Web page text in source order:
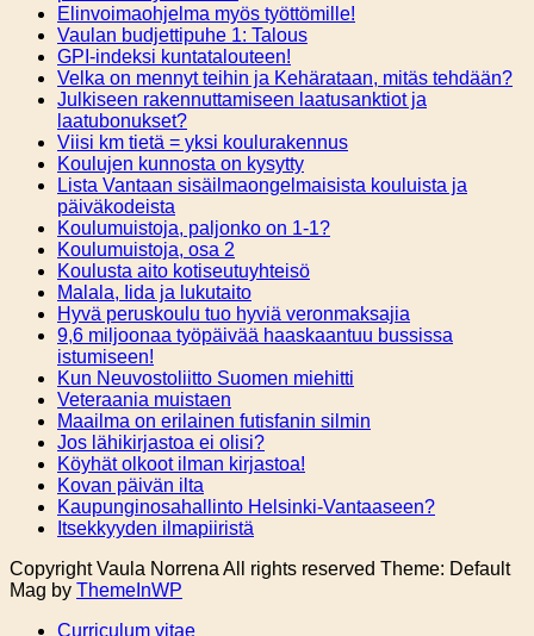
Elinvoimaohjelma myös työttömille!
Vaulan budjettipuhe 1: Talous
GPI-indeksi kuntatalouteen!
Velka on mennyt teihin ja Kehärataan, mitäs tehdään?
Julkiseen rakennuttamiseen laatusanktiot ja
laatubonukset?
Viisi km tietä = yksi koulurakennus
Koulujen kunnosta on kysytty
Lista Vantaan sisäilmaongelmaisista kouluista ja
päiväkodeista
Koulumuistoja, paljonko on 1-1?
Koulumuistoja, osa 2
Koulusta aito kotiseutuyhteisö
Malala, Iida ja lukutaito
Hyvä peruskoulu tuo hyviä veronmaksajia
9,6 miljoonaa työpäivää haaskaantuu bussissa
istumiseen!
Kun Neuvostoliitto Suomen miehitti
Veteraania muistaen
Maailma on erilainen futisfanin silmin
Jos lähikirjastoa ei olisi?
Köyhät olkoot ilman kirjastoa!
Kovan päivän ilta
Kaupunginosahallinto Helsinki-Vantaaseen?
Itsekkyyden ilmapiiristä
Copyright Vaula Norrena All rights reserved Theme: Default
Mag by ThemeInWP
Curriculum vitae